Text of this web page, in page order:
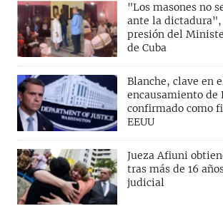
"Los masones no
ante la
presión del
de Cuba
Blanche, clave en
encausamiento de
confirmado como
EEUU
Jueza Afiuni
tras más de 16
judicial